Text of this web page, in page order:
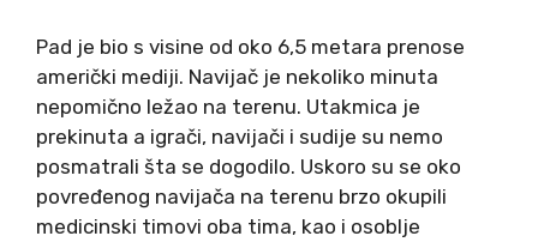
Pad je bio s visine od oko 6,5 metara prenose
američki mediji. Navijač je nekoliko minuta
nepomično ležao na terenu. Utakmica je
prekinuta a igrači, navijači i sudije su nemo
posmatrali šta se dogodilo. Uskoro su se oko
povređenog navijača na terenu brzo okupili
medicinski timovi oba tima, kao i osoblje